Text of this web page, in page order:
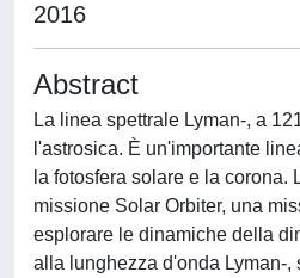
2016
Abstract
La linea spettrale Lyman-, a
l'astrosica. È un'importante
la fotosfera solare e la
missione Solar Orbiter, una
esplorare le dinamiche della
alla lunghezza d'onda Lyman-